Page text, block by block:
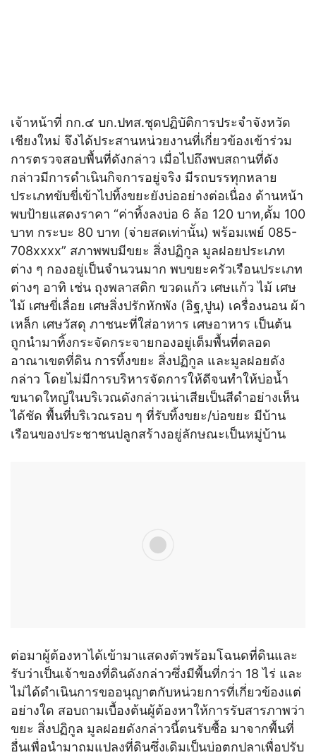
เจ้าหน้าที่ กก.๔ บก.ปทส.ชุดปฏิบัติการประจำจังหวัด
เชียงใหม่ จึงได้ประสานหน่วยงานที่เกี่ยวข้องเข้าร่วม
การตรวจสอบพื้นที่ดังกล่าว เมื่อไปถึงพบสถานที่ดัง
กล่าวมีการดำเนินกิจการอยู่จริง มีรถบรรทุกหลาย
ประเภทขับขี่เข้าไปทิ้งขยะยังบ่ออย่างต่อเนื่อง ด้านหน้า
พบป้ายแสดงราคา “ค่าทิ้งลงบ่อ 6 ล้อ 120 บาท,ดั้ม 100
บาท กระบะ 80 บาท (จ่ายสดเท่านั้น) พร้อมเพย์ 085-
708xxxx” สภาพพบมีขยะ สิ่งปฏิกูล มูลฝอยประเภท
ต่าง ๆ กองอยู่เป็นจำนวนมาก พบขยะครัวเรือนประเภท
ต่างๆ อาทิ เช่น ถุงพลาสติก ขวดแก้ว เศษแก้ว ไม้ เศษ
ไม้ เศษขี่เลื่อย เศษสิ่งปรักหักพัง (อิฐ,ปูน) เครื่องนอน ผ้า
เหล็ก เศษวัสดุ ภาชนะที่ใส่อาหาร เศษอาหาร เป็นต้น
ถูกนำมาทิ้งกระจัดกระจายกองอยู่เต็มพื้นที่ตลอด
อาณาเขตที่ดิน การทิ้งขยะ สิ่งปฏิกูล และมูลฝอยดัง
กล่าว โดยไม่มีการบริหารจัดการให้ดีจนทำให้บ่อน้ำ
ขนาดใหญ่ในบริเวณดังกล่าวเน่าเสียเป็นสีดำอย่างเห็น
ได้ชัด พื้นที่บริเวณรอบ ๆ ที่รับทิ้งขยะ/บ่อขยะ มีบ้าน
เรือนของประชาชนปลูกสร้างอยู่ลักษณะเป็นหมู่บ้าน
ต่อมาผู้ต้องหาได้เข้ามาแสดงตัวพร้อมโฉนดที่ดินและ
รับว่าเป็นเจ้าของที่ดินดังกล่าวซึ่งมีพื้นที่กว่า 18 ไร่ และ
ไม่ได้ดำเนินการขออนุญาตกับหน่วยการที่เกี่ยวข้องแต่
อย่างใด สอบถามเบื้องต้นผู้ต้องหาให้การรับสารภาพว่า
ขยะ สิ่งปฏิกูล มูลฝอยดังกล่าวนี้ตนรับซื้อ มาจากพื้นที่
อื่นเพื่อนำมาถมแปลงที่ดินซึ่งเดิมเป็นบ่อตกปลาเพื่อปรับ